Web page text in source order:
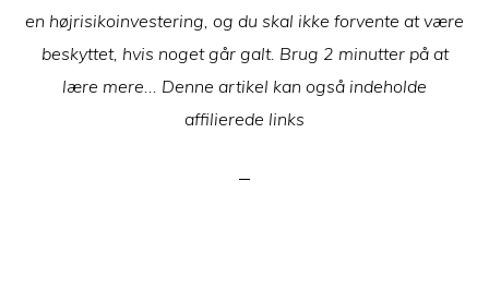
en højrisikoinvestering, og du skal ikke forvente at være
beskyttet, hvis noget går galt. Brug 2 minutter på at
lære mere... Denne artikel kan også indeholde
affilierede links